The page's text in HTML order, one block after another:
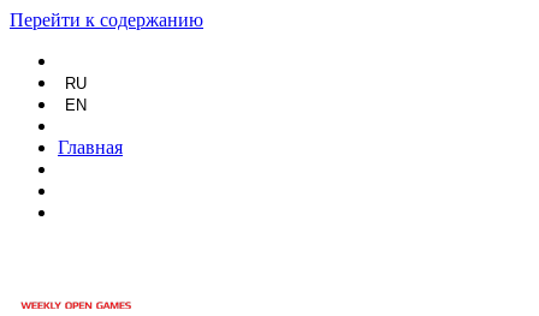
Перейти к содержанию
RU
EN
Главная